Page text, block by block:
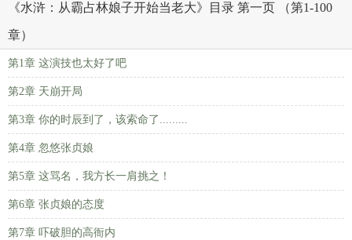
《水浒：从霸占林娘子开始当老大》目录 第一页 （第1-100
章）
第1章 这演技也太好了吧
第2章 天崩开局
第3章 你的时辰到了，该索命了.........
第4章 忽悠张贞娘
第5章 这骂名，我方长一肩挑之！
第6章 张贞娘的态度
第7章 吓破胆的高衙内